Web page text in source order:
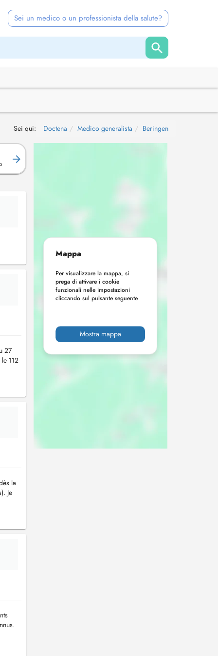
Sei un medico o un professionista della salute?
Sei qui: Doctena Medico generalista Beringen
27
112
la
Je
Mappa
Per visualizzare la mappa, si
prega di attivare i cookie
funzionali nelle impostazioni
cliccando sul pulsante seguente
Mostra mappa